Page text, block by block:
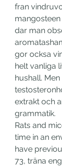
fran
dar man
gor ocksa
helt vanliga
hushall.
extrakt och
grammatik.
Rats and
time in an
have
73, träna